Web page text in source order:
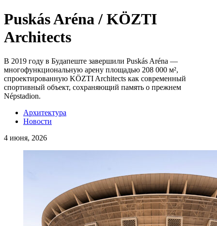
Puskás Aréna / KÖZTI
Architects
В 2019 году в Будапеште завершили Puskás Aréna —
многофункциональную арену площадью 208 000 м²,
спроектированную KÖZTI Architects как современный
спортивный объект, сохраняющий память о прежнем
Népstadion.
Архитектура
Новости
4 июня, 2026